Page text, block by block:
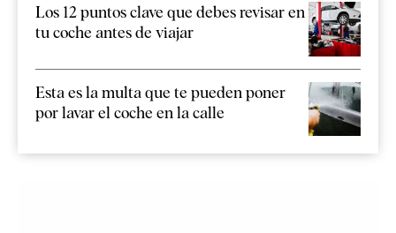
Los 12 puntos clave que debes revisar en
tu coche antes de viajar
Esta es la multa que te pueden poner
por lavar el coche en la calle